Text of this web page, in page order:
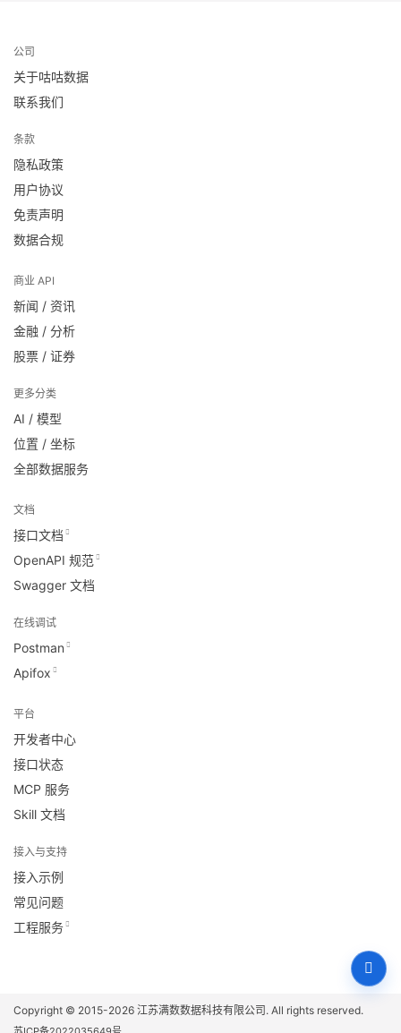
公司
关于咕咕数据
联系我们
条款
隐私政策
用户协议
免责声明
数据合规
商业 API
新闻 / 资讯
金融 / 分析
股票 / 证券
更多分类
AI / 模型
位置 / 坐标
全部数据服务
文档
接口文档
OpenAPI 规范
Swagger 文档
在线调试
Postman
Apifox
平台
开发者中心
接口状态
MCP 服务
Skill 文档
接入与支持
接入示例
常见问题
工程服务
Copyright © 2015-2026 江苏满数数据科技有限公司 . All rights reserved.